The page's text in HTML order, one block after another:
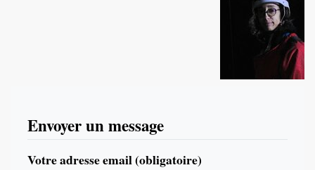
Envoyer un message
Votre adresse email (obligatoire)